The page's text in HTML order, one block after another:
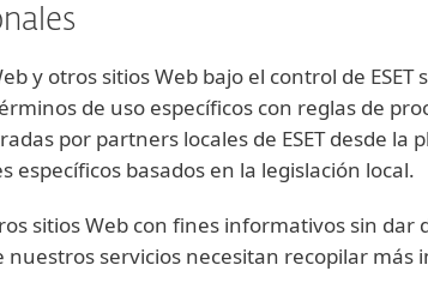
y otros sitios Web bajo el control de
de uso específicos con reglas de
por partners locales de ESET desde la
basados en la legislación local.
sitios Web con fines informativos sin
nuestros servicios necesitan recopilar más